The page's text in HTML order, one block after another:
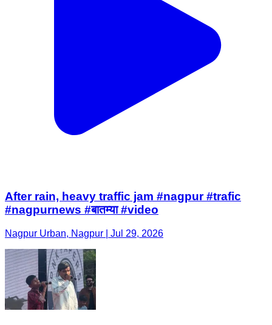
After rain, heavy traffic jam #nagpur #trafic
#nagpurnews #बातम्या #video
Nagpur Urban, Nagpur | Jul 29, 2026